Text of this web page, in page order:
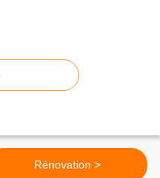
Rénovation >